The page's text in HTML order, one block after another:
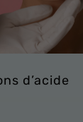
d’acide